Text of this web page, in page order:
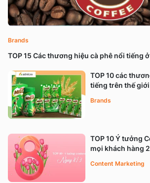
TOP 15 Các thương hiệu cà phê nổi tiếng
Brands
TOP 10 các
tiếng trên thế
Brands
TOP 10 Ý tưởng
mọi khách hàng
Content Marketing